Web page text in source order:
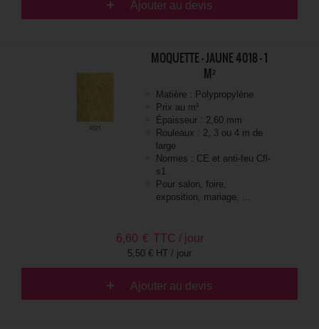
Ajouter au devis
MOQUETTE - JAUNE 4018 - 1
M²
Matière : Polypropylène
Prix au m²
Épaisseur : 2,60 mm
Rouleaux : 2, 3 ou 4 m de
large
Normes : CE et anti-feu Cfl-
s1
Pour salon, foire,
exposition, mariage, ...
6,60 € TTC / jour
5,50 € HT / jour
Ajouter au devis